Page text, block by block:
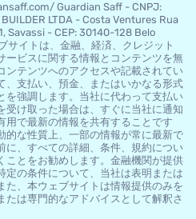
Guardian Saff - CNPJ:
LTDA - Costa Ventures Rua
Savassi - CEP: 30140-128 Belo
サイトは、金融、経済、クレジット
ービスに関する情報とコンテンツを無
ンテンツへのアクセスや記載されてい
、支払い、預金、またはいかなる形式
を強調します。当社に代わって支払い
受け取った場合は、すぐに当社に通知
用で最新の情報を共有することです
的な性質上、一部の情報が常に最新で
に、すべての詳細、条件、規約につい
ことをお勧めします。金融機関が提供
定の条件について、当社は表明または
た、本ウェブサイトは情報提供のみを
たは専門的なアドバイスとして解釈さ